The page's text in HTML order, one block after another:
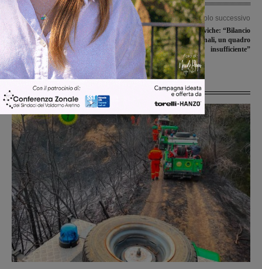
Articolo precedente
Schio vince facile in casa della Bruschi
Basket San Giovanni
Articolo successivo
San Giovanni, Liste civiche: “Bilancio
e opere triennali, un quadro
insufficiente”
Ultime Notizie